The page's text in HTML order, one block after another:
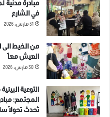
مبادرة مدنية
في الشارع
31 مارس، 2026
من الخيط
العيش معاً
30 مارس، 2026
التوعية
المجتمع:
تُحدث تحولاً